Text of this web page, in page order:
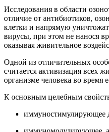
Исследования в области
отличие от антибиотиков,
клетки и напрямую
вирусы, при этом не нанося
оказывая живительное
Одной из отличительных
считается активизация всех
организме человека во время
К основным целебным
иммуностимулирующее